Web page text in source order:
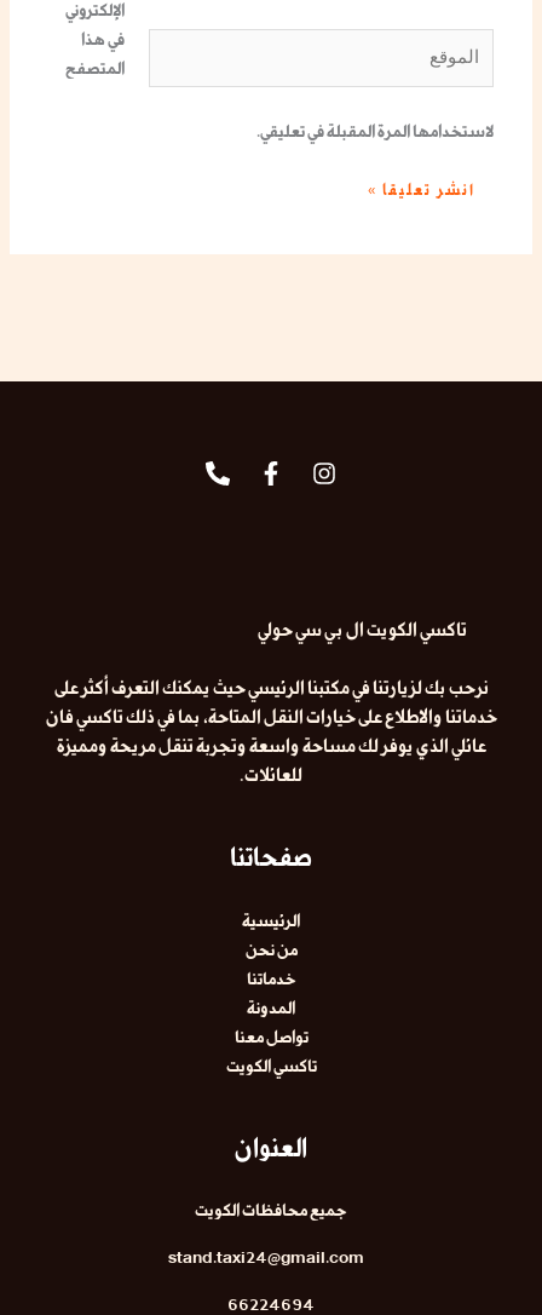
الإلكتروني
في هذا
المتصفح
لاستخدامها المرة المقبلة في تعليقي.
تاكسي الكويت ال بي سي حولي
نرحب بك لزيارتنا في مكتبنا الرئيسي حيث يمكنك التعرف أكثر على
خدماتنا والاطلاع على خيارات النقل المتاحة، بما في ذلك تاكسي فان
عائلي الذي يوفر لك مساحة واسعة وتجربة تنقل مريحة ومميزة
للعائلات.
صفحاتنا
الرئيسية
من نحن
خدماتنا
المدونة
تواصل معنا
تاكسي الكويت
العنوان
جميع محافظات الكويت
stand.taxi24@gmail.com
66224694